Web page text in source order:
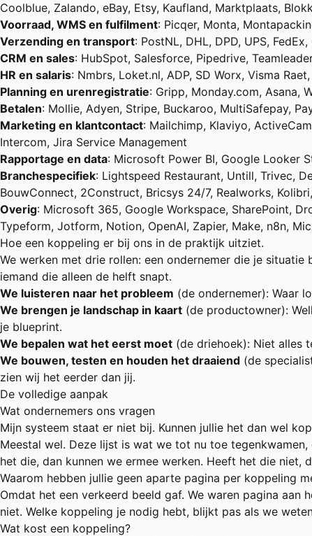
Coolblue, Zalando, eBay, Etsy, Kaufland, Marktplaats,
Voorraad, WMS en fulfilment: Picqer, Monta,
Verzending en transport: PostNL, DHL, DPD, UPS,
CRM en sales: HubSpot, Salesforce, Pipedrive,
HR en salaris: Nmbrs, Loket.nl, ADP, SD Worx, Visma
Planning en urenregistratie: Gripp, Monday.com, Asana,
Betalen: Mollie, Adyen, Stripe, Buckaroo, MultiSafepay,
Marketing en klantcontact: Mailchimp, Klaviyo,
Intercom, Jira Service Management
Rapportage en data: Microsoft Power BI, Google Looker
Branchespecifiek: Lightspeed Restaurant, Untill, Trivec,
BouwConnect, 2Construct, Bricsys 24/7, Realworks,
Overig: Microsoft 365, Google Workspace, SharePoint,
Typeform, Jotform, Notion, OpenAI, Zapier, Make, n8n,
Hoe een koppeling er bij ons in de praktijk uitziet.
We werken met drie rollen: een ondernemer die je
iemand die alleen de helft snapt.
We luisteren naar het probleem (de ondernemer): Waar
We brengen je landschap in kaart (de productowner):
je blueprint.
We bepalen wat het eerst moet (de driehoek): Niet alles
We bouwen, testen en houden het draaiend (de
zien wij het eerder dan jij.
De volledige aanpak
Wat ondernemers ons vragen
Mijn systeem staat er niet bij. Kunnen jullie het dan wel
Meestal wel. Deze lijst is wat we tot nu toe
het die, dan kunnen we ermee werken. Heeft het die
Waarom hebben jullie geen aparte pagina per koppeling
Omdat het een verkeerd beeld gaf. We waren pagina
niet. Welke koppeling je nodig hebt, blijkt pas als we
Wat kost een koppeling?